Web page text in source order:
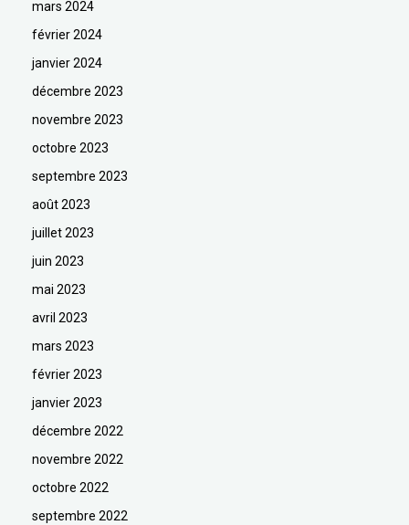
mars 2024
février 2024
janvier 2024
décembre 2023
novembre 2023
octobre 2023
septembre 2023
août 2023
juillet 2023
juin 2023
mai 2023
avril 2023
mars 2023
février 2023
janvier 2023
décembre 2022
novembre 2022
octobre 2022
septembre 2022